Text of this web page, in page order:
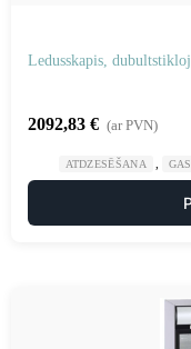
Ledusskapis,
2092,83 € (ar PVN)
ATDZESĒŠANA